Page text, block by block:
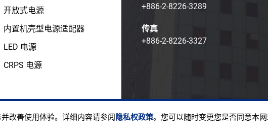
开放式电源
内置机壳型电源适配器
LED 电源
CRPS 电源
+886-2-8226-3289
传真
+886-2-8226-3327
© EDAC POWER ELECTRONICS CO., LTD. 使用条款 隐私权政策
改善使用体验。详细内容请参阅 隐私权政策。您可以随时变更您是否同意本